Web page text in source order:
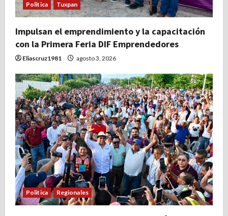
Politica Tuxpan
Impulsan el emprendimiento y la capacitación
con la Primera Feria DIF Emprendedores
Eliascruz1981 agosto 3, 2026
Politica Regionales